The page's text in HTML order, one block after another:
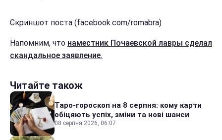
Скриншот поста (facebook.com/romabra)
Напомним, что наместник Почаевской лавры сделал
скандальное заявление.
Читайте також
Таро-гороскоп на 8 серпня: кому карти
обіцяють успіх, зміни та нові шанси
08 серпня 2026, 06:07